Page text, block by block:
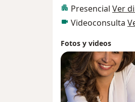
Presencial Ver
Videoconsulta
Fotos y videos